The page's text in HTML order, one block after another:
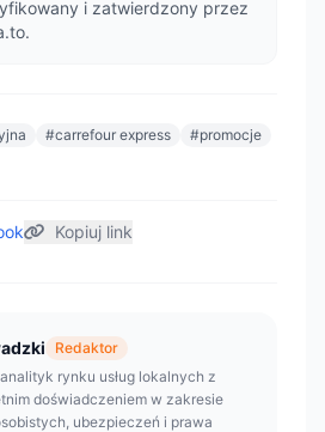
i zatwierdzony przez
#carrefour express
#promocje
Kopiuj link
Redaktor
rynku usług lokalnych z
doświadczeniem w zakresie
ubezpieczeń i prawa